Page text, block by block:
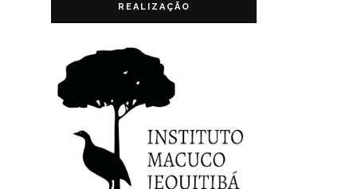
REALIZAÇÃO